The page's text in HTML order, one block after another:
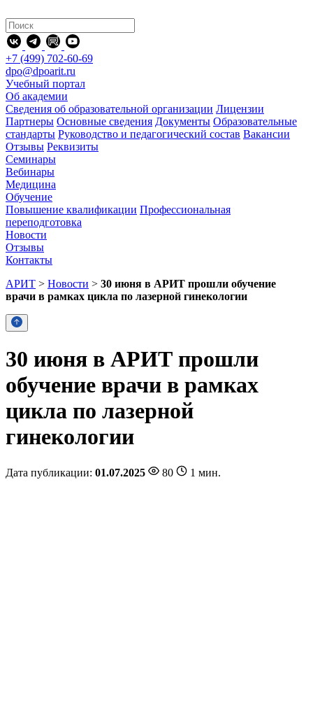
+7 (499) 702-60-69
dpo@dpoarit.ru
Учебный портал
Об академии
Сведения об образовательной организации Лицензии
Партнеры Основные сведения Документы Образовательные
стандарты Руководство и педагогический состав Вакансии
Отзывы Реквизиты
Семинары
Вебинары
Медицина
Обучение
Повышение квалификации Профессиональная
переподготовка
Новости
Отзывы
Контакты
АРИТ > Новости > 30 июня в АРИТ прошли обучение
врачи в рамках цикла по лазерной гинекологии
30 июня в АРИТ прошли
обучение врачи в рамках
цикла по лазерной
гинекологии
Дата публикации: 01.07.2025 80 1 мин.